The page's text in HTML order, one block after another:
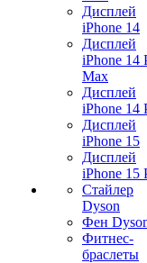
Дисплей
iPhone 14
Дисплей
iPhone 14
Max
Дисплей
iPhone 14
Дисплей
iPhone 15
Дисплей
iPhone 15
Стайлер
Dyson
Фен
Фитнес-
браслеты